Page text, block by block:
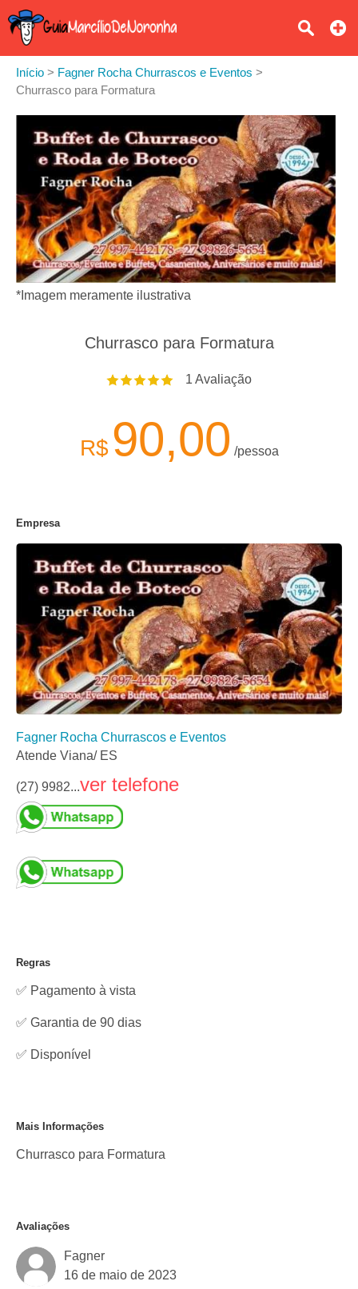
Início > Fagner Rocha Churrascos e Eventos >
Churrasco para Formatura
*Imagem meramente ilustrativa
Churrasco para Formatura
1 Avaliação
R$ 90,00 /pessoa
Empresa
Fagner Rocha Churrascos e Eventos
Atende Viana/ ES
(27) 9982...ver telefone
Regras
✅ Pagamento à vista
✅ Garantia de 90 dias
✅ Disponível
Mais Informações
Churrasco para Formatura
Avaliações
Fagner
16 de maio de 2023